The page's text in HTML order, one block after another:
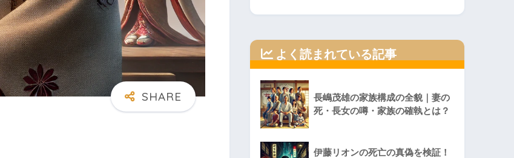
よく読まれている記事
長嶋茂雄の家族構成の全貌｜妻の
死・長女の噂・家族の確執とは？
伊藤リオンの死亡の真偽を検証！